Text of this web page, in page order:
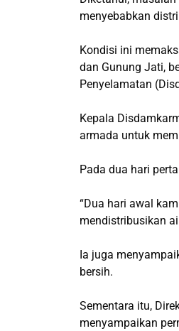
menyebabkan
Kondisi ini
dan Gunung Jati,
Penyelamatan
Kepala
armada untuk
Pada dua hari
“Dua hari awal
mendistribusikan
Ia juga
bersih.
Sementara itu,
menyampaikan